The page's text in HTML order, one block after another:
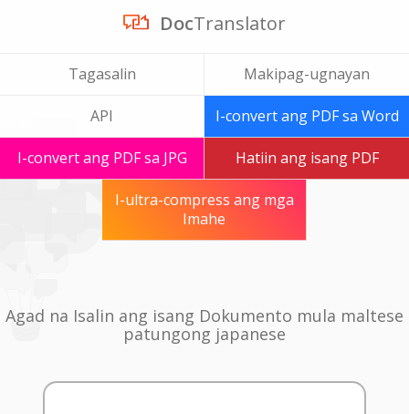
DocTranslator
Tagasalin Makipag-ugnayan
API I-convert ang PDF sa Word
I-convert ang PDF sa JPG Hatiin ang isang PDF
I-ultra-compress ang mga
Imahe
Agad na Isalin ang isang Dokumento mula maltese
patungong japanese